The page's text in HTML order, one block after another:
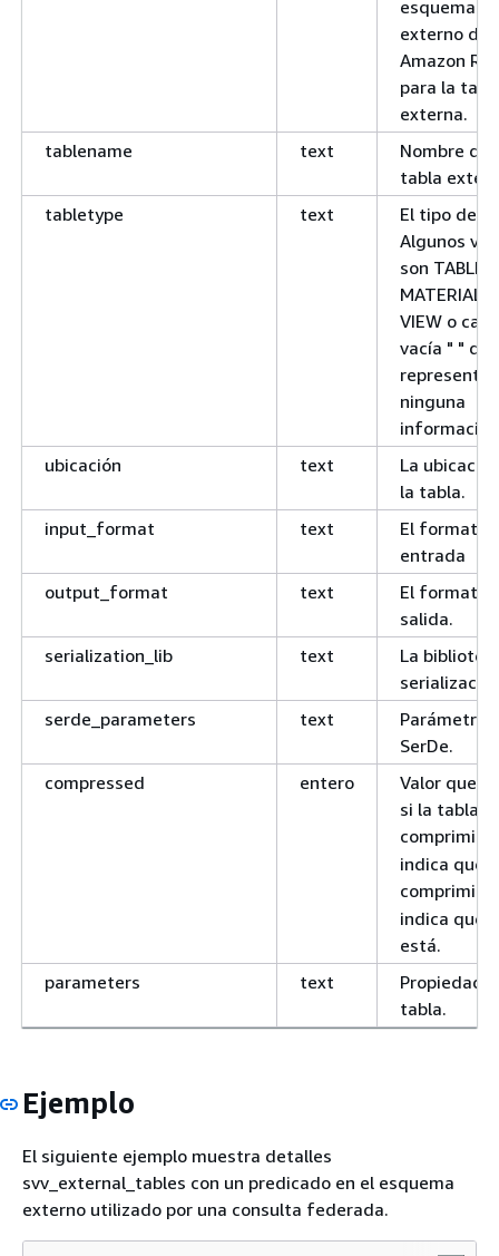
esquema
externo de
Amazon
para la
externa.
tablename
text
Nombre de
tabla
tabletype
text
El tipo de
Algunos
son TABLE,
VIEW o
vacía " "
representa
ninguna
ubicación
text
La
la tabla.
input_format
text
El formato
entrada
output_format
text
El formato
salida.
serialization_lib
text
La
serde_parameters
text
Parámetros
SerDe.
compressed
entero
Valor que
si la tabla
indica que
indica que
está.
parameters
text
tabla.
Ejemplo
El siguiente ejemplo muestra detalles
svv_external_tables con un predicado en el esquema
externo utilizado por una consulta federada.